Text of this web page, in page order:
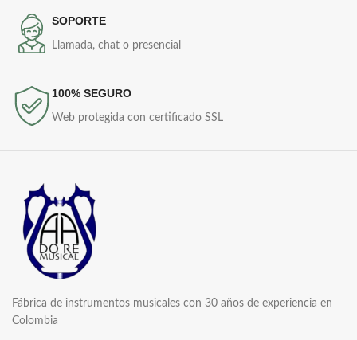
SOPORTE
Llamada, chat o presencial
100% SEGURO
Web protegida con certificado SSL
Fábrica de instrumentos musicales con 30 años de experiencia en
Colombia